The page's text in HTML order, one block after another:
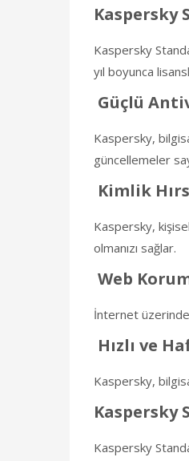
Kaspersky
Kaspersky
yıl boyunca
Güçlü
Kaspersky,
güncellemeler
Kimlik
Kaspersky,
olmanızı sağlar.
Web
İnternet
Hızlı ve
Kaspersky,
Kaspersky
Kaspersky